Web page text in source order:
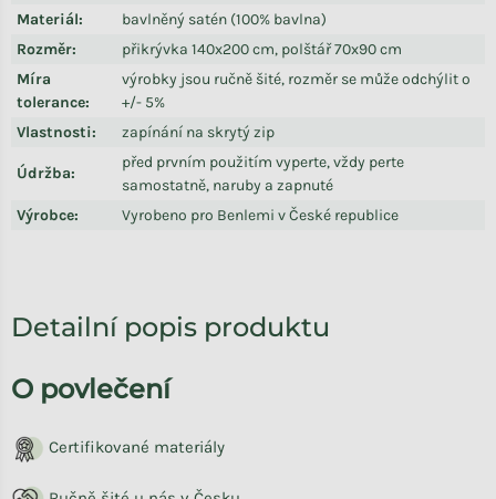
Materiál:
bavlněný satén (100% bavlna)
Rozměr:
přikrývka 140x200 cm, polštář 70x90 cm
Míra
tolerance:
výrobky jsou ručně šité, rozměr se může odchýlit o
+/- 5%
Vlastnosti: zapínání na skrytý zip
Údržba:
před prvním použitím vyperte, vždy perte
samostatně, naruby a zapnuté
Výrobce: Vyrobeno pro Benlemi v České republice
Detailní popis produktu
O povlečení
Certifikované materiály